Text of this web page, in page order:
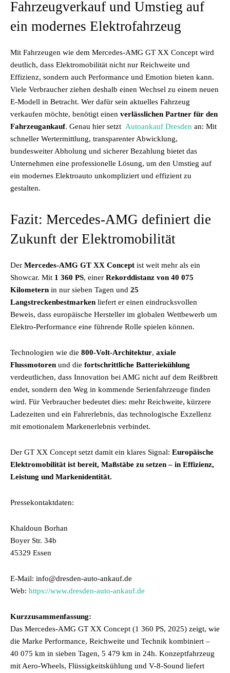
Fahrzeugverkauf und Umstieg auf
ein modernes Elektrofahrzeug
Mit Fahrzeugen wie dem Mercedes-AMG GT XX Concept wird
deutlich, dass Elektromobilität nicht nur Reichweite und
Effizienz, sondern auch Performance und Emotion bieten kann.
Viele Verbraucher ziehen deshalb einen Wechsel zu einem neuen
E-Modell in Betracht. Wer dafür sein aktuelles Fahrzeug
verkaufen möchte, benötigt einen verlässlichen Partner für den
Fahrzeugankauf. Genau hier setzt Autoankauf Dresden an: Mit
schneller Wertermittlung, transparenter Abwicklung,
bundesweiter Abholung und sicherer Bezahlung bietet das
Unternehmen eine professionelle Lösung, um den Umstieg auf
ein modernes Elektroauto unkompliziert und effizient zu
gestalten.
Fazit: Mercedes-AMG definiert die
Zukunft der Elektromobilität
Der Mercedes-AMG GT XX Concept ist weit mehr als ein
Showcar. Mit 1 360 PS, einer Rekorddistanz von 40 075
Kilometern in nur sieben Tagen und 25
Langstreckenbestmarken liefert er einen eindrucksvollen
Beweis, dass europäische Hersteller im globalen Wettbewerb um
Elektro-Performance eine führende Rolle spielen können.
Technologien wie die 800-Volt-Architektur, axiale
Flussmotoren und die fortschrittliche Batteriekühlung
verdeutlichen, dass Innovation bei AMG nicht auf dem Reißbrett
endet, sondern den Weg in kommende Serienfahrzeuge finden
wird. Für Verbraucher bedeutet dies: mehr Reichweite, kürzere
Ladezeiten und ein Fahrerlebnis, das technologische Exzellenz
mit emotionalem Markenerlebnis verbindet.
Der GT XX Concept setzt damit ein klares Signal: Europäische
Elektromobilität ist bereit, Maßstäbe zu setzen – in Effizienz,
Leistung und Markenidentität.
Pressekontaktdaten:
Khaldoun Borhan
Boyer Str. 34b
45329 Essen
E-Mail: info@dresden-auto-ankauf.de
Web: https://www.dresden-auto-ankauf.de
Kurzzusammenfassung:
Das Mercedes-AMG GT XX Concept (1 360 PS, 2025) zeigt, wie
die Marke Performance, Reichweite und Technik kombiniert –
40 075 km in sieben Tagen, 5 479 km in 24h. Konzeptfahrzeug
mit Aero-Wheels, Flüssigkeitskühlung und V-8-Sound liefert